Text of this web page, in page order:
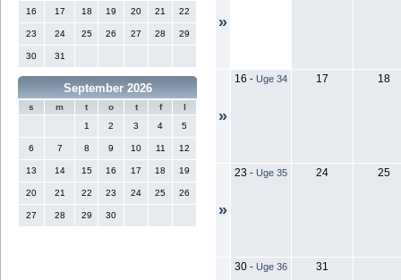
16 17 18 19 20 21 22
23 24 25 26 27 28 29
30 31
September 2026
s m t o t f
l
1
2 3 4 5
6 7 8 9 10 11 12
13 14 15 16 17 18 19
20 21 22 23 24 25 26
27 28 29 30
»
»
16 - Uge 34 17 18
»
23 - Uge 35 24 25
30 - Uge 36 31